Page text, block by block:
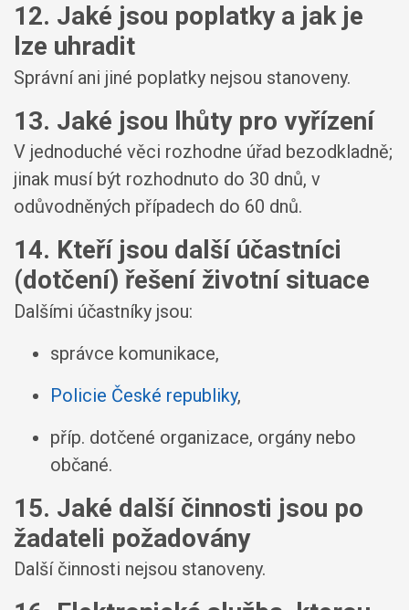
12. Jaké jsou poplatky a jak je
lze uhradit
Správní ani jiné poplatky nejsou stanoveny.
13. Jaké jsou lhůty pro vyřízení
V jednoduché věci rozhodne úřad bezodkladně;
jinak musí být rozhodnuto do 30 dnů, v
odůvodněných případech do 60 dnů.
14. Kteří jsou další účastníci
(dotčení) řešení životní situace
Dalšími účastníky jsou:
správce komunikace,
Policie České republiky,
příp. dotčené organizace, orgány nebo
občané.
15. Jaké další činnosti jsou po
žadateli požadovány
Další činnosti nejsou stanoveny.